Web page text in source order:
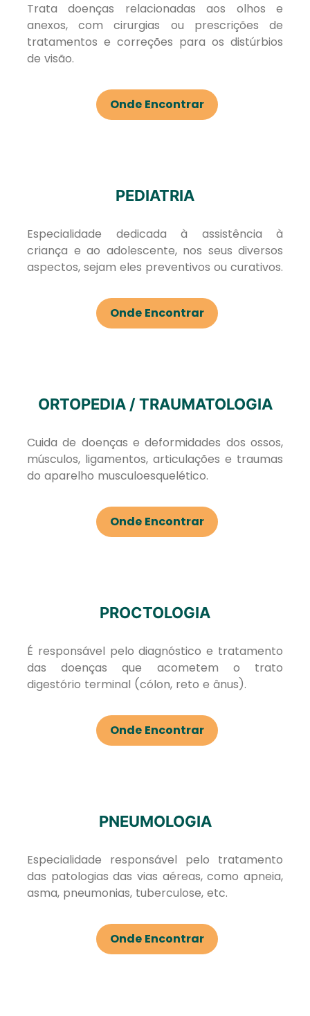
Trata doenças relacionadas aos olhos e
anexos, com cirurgias ou prescrições de
tratamentos e correções para os distúrbios
de visão.
Onde Encontrar
PEDIATRIA
Especialidade dedicada à assistência à
criança e ao adolescente, nos seus diversos
aspectos, sejam eles preventivos ou curativos.
Onde Encontrar
ORTOPEDIA / TRAUMATOLOGIA
Cuida de doenças e deformidades dos ossos,
músculos, ligamentos, articulações e traumas
do aparelho musculoesquelético.
Onde Encontrar
PROCTOLOGIA
É responsável pelo diagnóstico e tratamento
das doenças que acometem o trato
digestório terminal (cólon, reto e ânus).
Onde Encontrar
PNEUMOLOGIA
Especialidade responsável pelo tratamento
das patologias das vias aéreas, como apneia,
asma, pneumonias, tuberculose, etc.
Onde Encontrar